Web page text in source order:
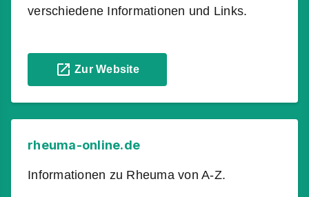
verschiedene Informationen und Links.
Zur Website
rheuma-online.de
Informationen zu Rheuma von A-Z.